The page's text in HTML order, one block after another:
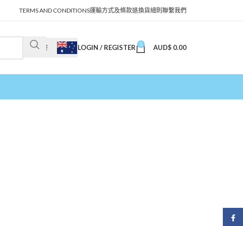
TERMS AND CONDITIONS運輸方式及條款退換貨細則 聯繫我們
澳幣 LOGIN / REGISTER 0 AUD$ 0.00